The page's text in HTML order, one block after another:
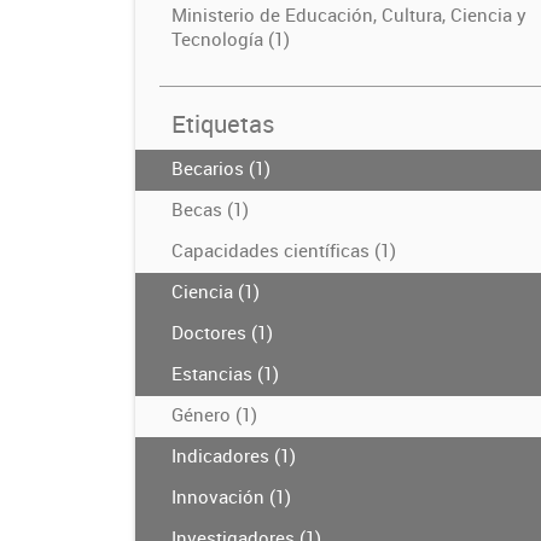
Ministerio de Educación, Cultura, Ciencia y
Tecnología (1)
Etiquetas
Becarios (1)
Becas (1)
Capacidades científicas (1)
Ciencia (1)
Doctores (1)
Estancias (1)
Género (1)
Indicadores (1)
Innovación (1)